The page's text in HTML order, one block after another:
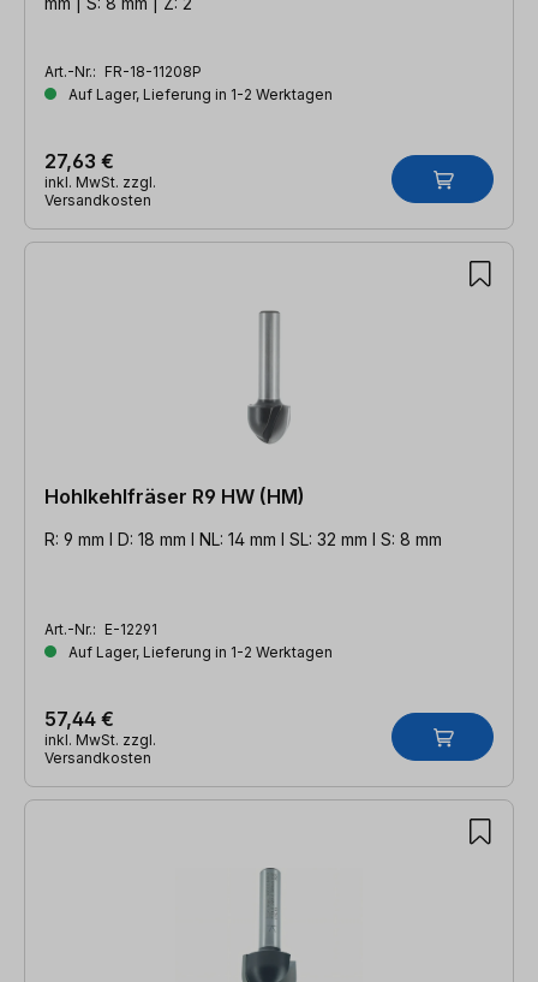
Art.-Nr.: FR-18-11208P
Auf Lager, Lieferung in 1-2 Werktagen
27,63 €
inkl. MwSt. zzgl.
Versandkosten
Hohlkehlfräser R9 HW (HM)
R: 9 mm l D: 18 mm l NL: 14 mm l SL: 32 mm l S: 8 mm
Art.-Nr.: E-12291
Auf Lager, Lieferung in 1-2 Werktagen
57,44 €
inkl. MwSt. zzgl.
Versandkosten